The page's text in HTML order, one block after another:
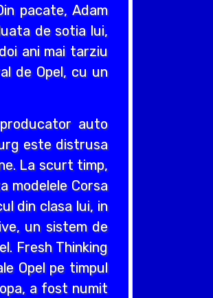
pacate, Adam
de sotia lui,
ani mai tarziu
de Opel, cu un
auto
este distrusa
La scurt timp,
modelele Corsa
din clasa lui, in
un sistem de
Fresh Thinking
Opel pe timpul
a fost numit